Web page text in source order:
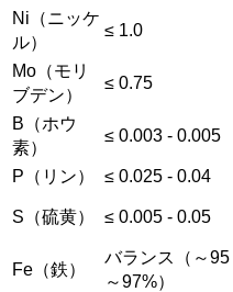
Ni（ニッケ
ル）
≤ 1.0
Mo（モリ
ブデン）
≤ 0.75
B（ホウ
素）
≤ 0.003 - 0.005
P（リン）
≤ 0.025 - 0.04
S（硫黄） ≤ 0.005 - 0.05
Fe（鉄）
バランス（～95
～97%）